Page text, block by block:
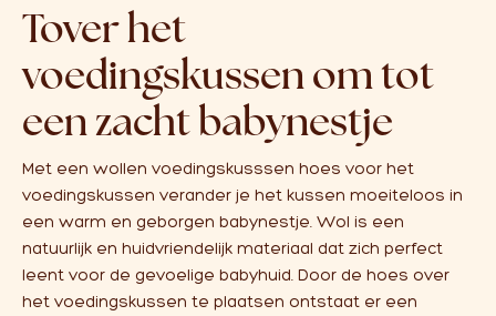
Tover het
voedingskussen om tot
een zacht babynestje
Met een wollen voedingskusssen hoes voor het
voedingskussen verander je het kussen moeiteloos in
een warm en geborgen babynestje. Wol is een
natuurlijk en huidvriendelijk materiaal dat zich perfect
leent voor de gevoelige babyhuid. Door de hoes over
het voedingskussen te plaatsen ontstaat er een